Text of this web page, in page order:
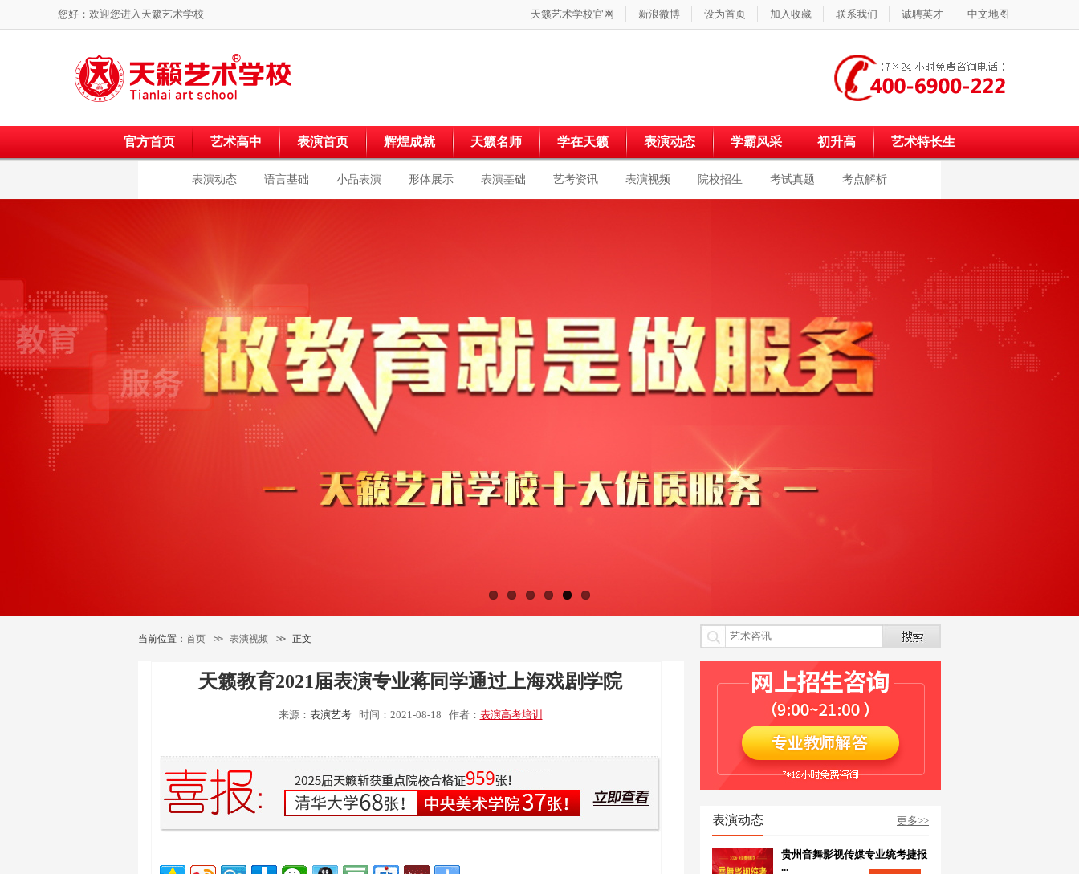
您好：欢迎您进入 天籁艺术学校 天籁艺术学校官网 新浪微博 设为首页 加入收藏 联系我们 诚聘英才 中文地图
官方首页 艺术高中 表演首页 辉煌成就 天籁名师 学在天籁 表演动态 学霸风采 初升高 艺术特长生
表演动态 语言基础 小品表演 形体展示 表演基础 艺考资讯 表演视频 院校招生 考试真题 考点解析
当前位置： 首页 >> 表演视频 >> 正文
天籁教育2021届表演专业蒋同学通过上海戏剧学院
来源： 表演艺考 时间：2021-08-18 作者： 表演高考培训
表演动态 更多>>
贵州音舞影视传媒专业统考捷报
...